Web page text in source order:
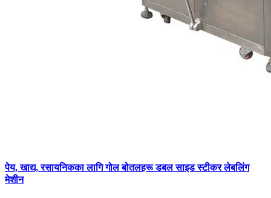
पेय, खाद्य, रसायनिकका लागि गोल बोतलहरू डबल साइड स्टीकर लेबलिंग
मेशीन